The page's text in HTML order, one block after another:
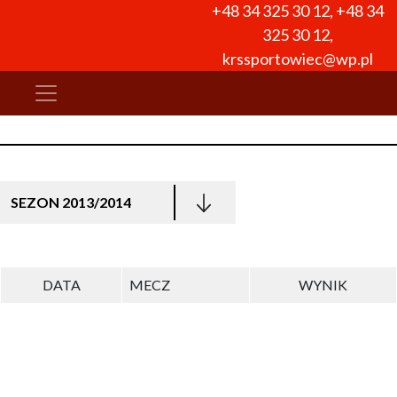
+48 34 325 30 12, +48 34
325 30 12,
krssportowiec@wp.pl
SEZON 2013/2014
DATA MECZ WYNIK